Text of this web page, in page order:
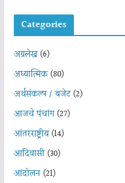
Categories
अग्रलेख(6)
अध्यात्मिक(80)
अर्थसंकल्प / बजेट(2)
आजचे पंचांग(27)
आंतरराष्ट्रीय(14)
आदिवासी(30)
आंदोलन(21)